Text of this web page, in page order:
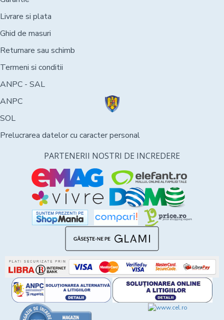
Livrare si plata
Ghid de masuri
Returnare sau schimb
Termeni si conditii
ANPC - SAL
ANPC
SOL
Prelucrarea datelor cu caracter personal
PARTENERII NOSTRI DE INCREDERE